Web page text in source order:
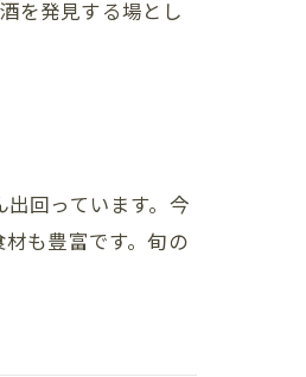
を発見する場とし
回っています。今
も豊富です。旬の